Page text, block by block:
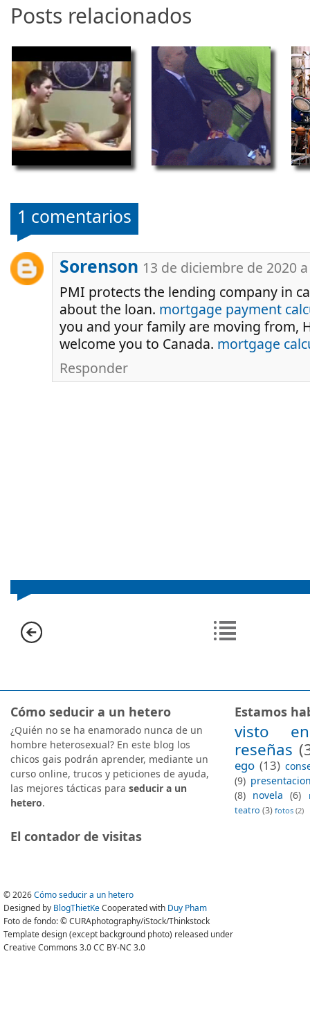
Posts relacionados
1 comentarios
Sorenson 13 de diciembre de 2020
PMI protects the lending company in
about the loan. mortgage payment
you and your family are moving from,
welcome you to Canada. mortgage
Responder
Cómo seducir a un hetero
¿Quién no se ha enamorado nunca de un
hombre heterosexual? En este blog los
chicos gais podrán aprender, mediante un
curso online, trucos y peticiones de ayuda,
las mejores tácticas para seducir a un
hetero.
El contador de visitas
Estamos
visto
reseñas
ego (13)
(9)
(8) novela (6)
teatro (3) fotos (2)
©2026Cómo seducir a un hetero
Designed by BlogThietKeCooperated with Duy Pham
Foto de fondo: © CURAphotography/iStock/Thinkstock
Template design (except background photo) released under
Creative Commons 3.0 CC BY-NC 3.0